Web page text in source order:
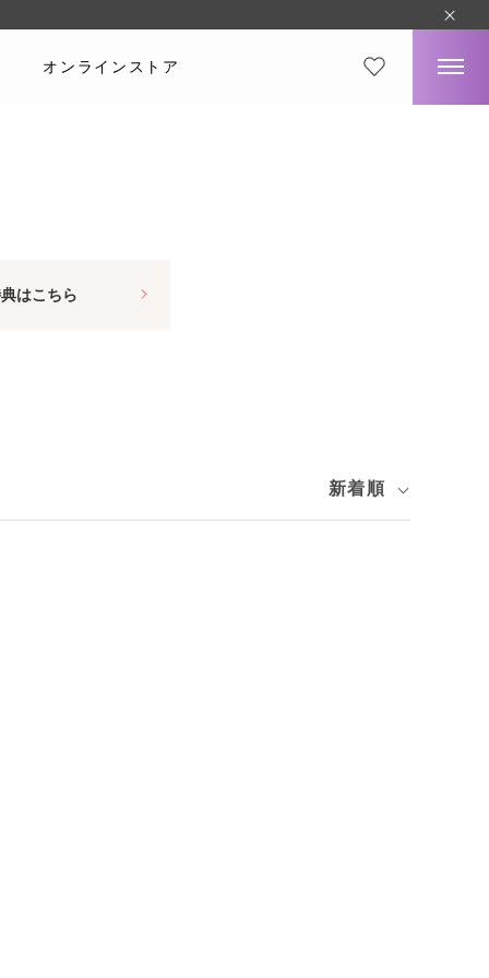
オンラインストア
はこちら
新着順